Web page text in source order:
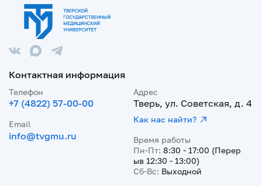
Контактная информация
Телефон
+7 (4822) 57-00-00
Email
info@tvgmu.ru
Адрес
Тверь, ул. Советская, д. 4
Как нас найти?
Время работы
Пн-Пт: 8:30 - 17:00 (Перер
ыв 12:30 - 13:00)
Сб-Вс: Выходной